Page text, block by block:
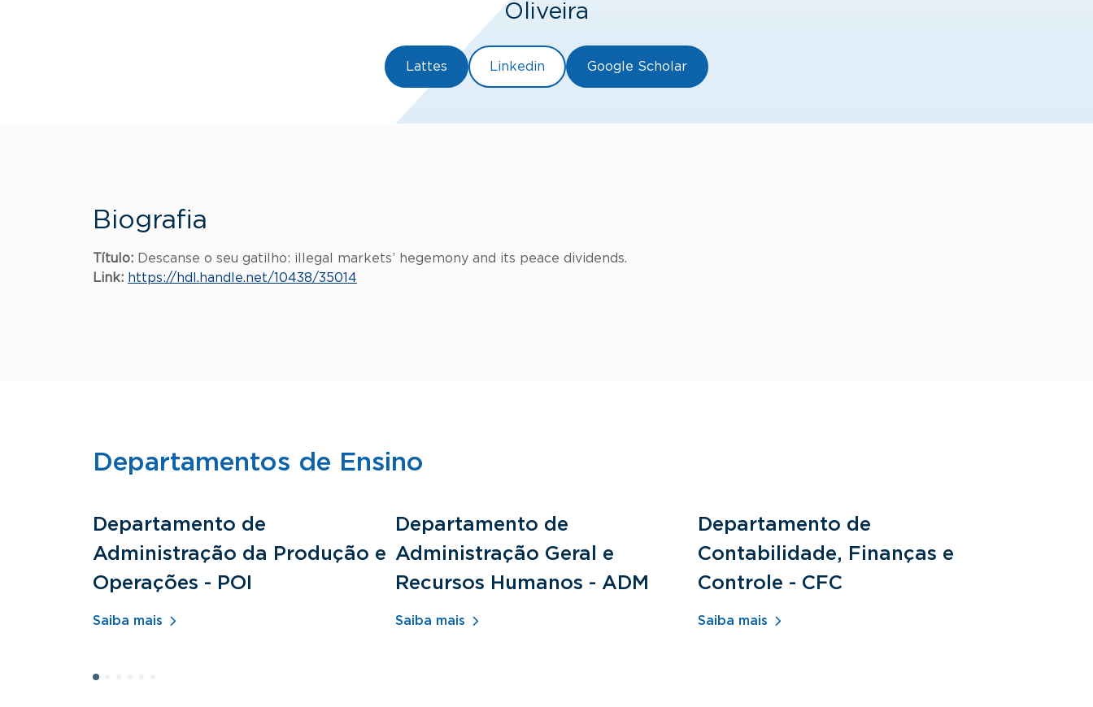
Oliveira
Lattes Linkedin Google Scholar
Biografia
Título: Descanse o seu gatilho: illegal markets’ hegemony and its peace dividends.
Link: https://hdl.handle.net/10438/35014
Departamentos de Ensino
Departamento de
Administração da Produção e
Operações - POI
Saiba mais
Departamento de
Administração Geral e
Recursos Humanos - ADM
Saiba mais
Departamento de
Contabilidade, Finanças e
Controle - CFC
Saiba mais